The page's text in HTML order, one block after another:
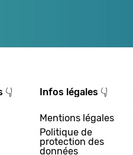
👇 Infos légales 👇
Mentions légales
Politique de
protection des
données